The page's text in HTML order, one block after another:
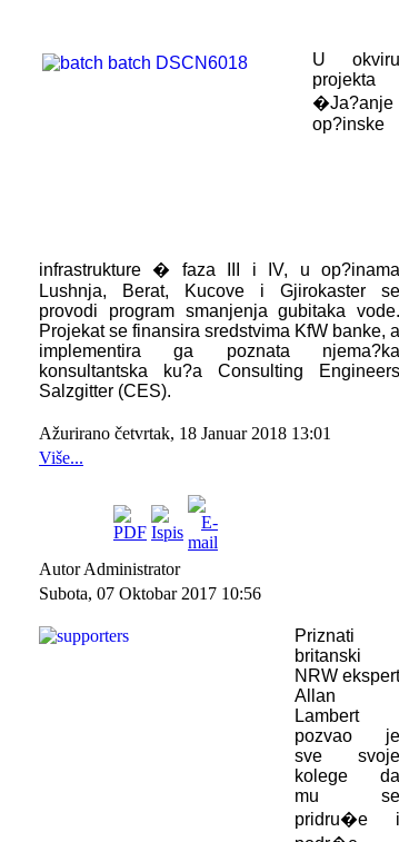
U okviru
projekta
�Ja?anje
op?inske
infrastrukture � faza III i IV, u op?inama
Lushnja, Berat, Kucove i Gjirokaster se
provodi program smanjenja gubitaka vode.
Projekat se finansira sredstvima KfW banke, a
implementira ga poznata njema?ka
konsultantska ku?a Consulting Engineers
Salzgitter (CES).
Ažurirano četvrtak, 18 Januar 2018 13:01
Više...
Autor Administrator
Subota, 07 Oktobar 2017 10:56
Priznati
britanski
NRW ekspert
Allan
Lambert
pozvao je
sve svoje
kolege da
mu se
pridru�e i